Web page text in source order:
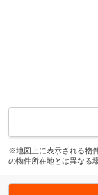
※地図上に表示される物
の物件所在地とは異なる